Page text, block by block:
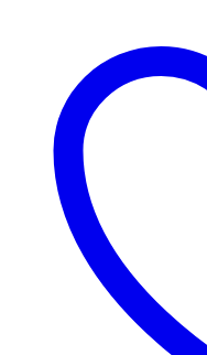
Μοτίφ
Cotton
Mαύρο
ποσότητα